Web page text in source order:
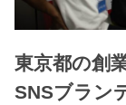
東京都の創
SNSブラン